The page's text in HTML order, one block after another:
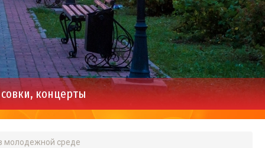
концерты
молодежной среде